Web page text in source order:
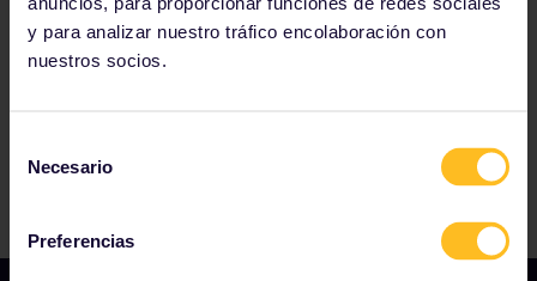
y para analizar nuestro tráfico encolaboración con
nuestros socios.
Necesario
Preferencias